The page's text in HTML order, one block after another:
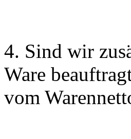
4. Sind wir
Ware
vom